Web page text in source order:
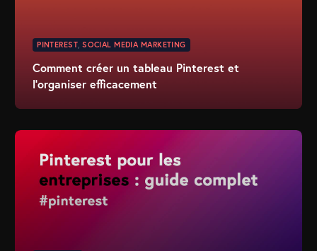
PINTEREST,SOCIAL MEDIA MARKETING
Comment créer un tableau Pinterest et
l’organiser efficacement